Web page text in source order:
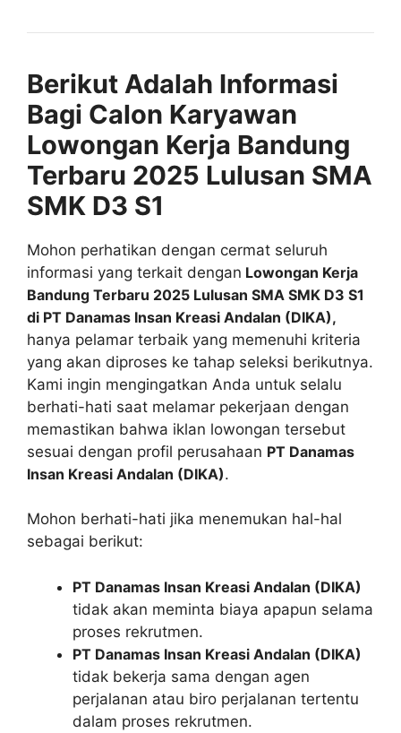
Berikut Adalah Informasi
Bagi Calon Karyawan
Lowongan Kerja Bandung
Terbaru 2025 Lulusan SMA
SMK D3 S1
Mohon perhatikan dengan cermat seluruh
informasi yang terkait dengan Lowongan Kerja
Bandung Terbaru 2025 Lulusan SMA SMK D3 S1
di PT Danamas Insan Kreasi Andalan (DIKA),
hanya pelamar terbaik yang memenuhi kriteria
yang akan diproses ke tahap seleksi berikutnya.
Kami ingin mengingatkan Anda untuk selalu
berhati-hati saat melamar pekerjaan dengan
memastikan bahwa iklan lowongan tersebut
sesuai dengan profil perusahaan PT Danamas
Insan Kreasi Andalan (DIKA).
Mohon berhati-hati jika menemukan hal-hal
sebagai berikut:
PT Danamas Insan Kreasi Andalan (DIKA)
tidak akan meminta biaya apapun selama
proses rekrutmen.
PT Danamas Insan Kreasi Andalan (DIKA)
tidak bekerja sama dengan agen
perjalanan atau biro perjalanan tertentu
dalam proses rekrutmen.